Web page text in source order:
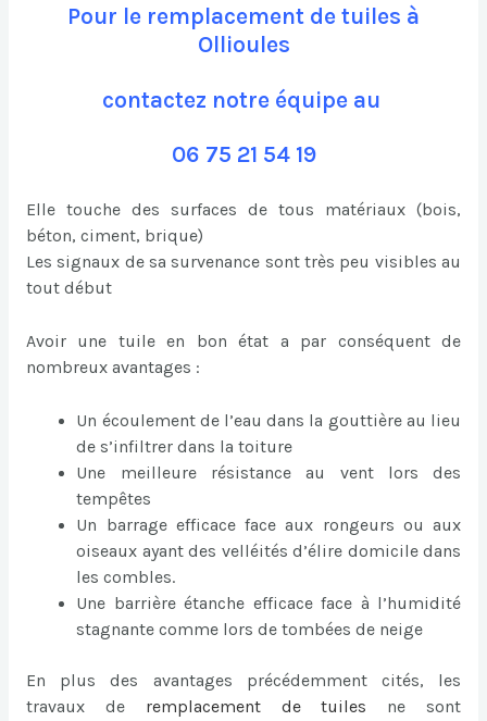
Pour le remplacement de tuiles à
Ollioules
contactez notre équipe au
06 75 21 54 19
Elle touche des surfaces de tous matériaux (bois,
béton, ciment, brique)
Les signaux de sa survenance sont très peu visibles au
tout début
Avoir une tuile en bon état a par conséquent de
nombreux avantages :
Un écoulement de l’eau dans la gouttière au lieu
de s’infiltrer dans la toiture
Une meilleure résistance au vent lors des
tempêtes
Un barrage efficace face aux rongeurs ou aux
oiseaux ayant des velléités d’élire domicile dans
les combles.
Une barrière étanche efficace face à l’humidité
stagnante comme lors de tombées de neige
En plus des avantages précédemment cités, les
travaux de
remplacement de tuiles
ne sont